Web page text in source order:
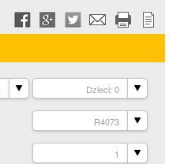
Dzieci: 0
R4073
1